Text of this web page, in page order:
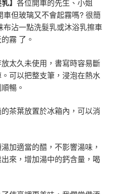
】 各位開車的先生、小姐
但玻璃又不會起霧嗎? 很簡
沾一點洗髮乳或沐浴乳擦車
霧 了。
太久未使用，書寫時容易斷
可以把整支筆，浸泡在熱水
暢。
茶葉放置於冰箱內，可以消
加適當的醋，不影響湯味，
來，增加湯中的鈣含量，喝